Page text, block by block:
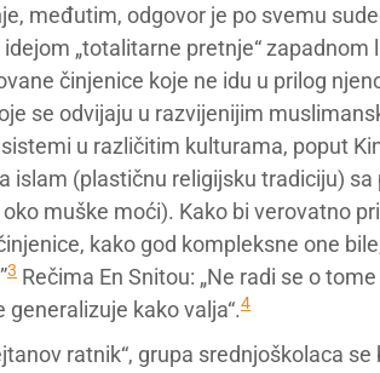
međutim, odgovor je po svemu
„totalitarne pretnje“
činjenice koje ne idu u prilog
se odvijaju u razvijenijim
u različitim kulturama, poput
islam (plastičnu religijsku tradiciju)
muške moći). Kako bi verovatno
kako god kompleksne one
”3 Rečima En Snitou: „Ne radi se o
generalizuje kako valja“.4
ratnik“, grupa srednjoškolaca